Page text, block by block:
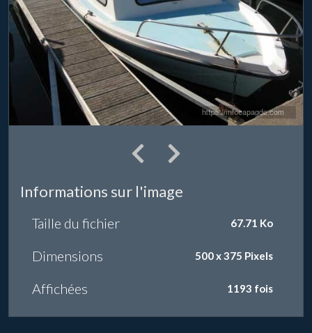
Informations sur l'image
Taille du fichier 67.71 Ko
Dimensions 500 x 375 Pixels
Affichées 1193 fois